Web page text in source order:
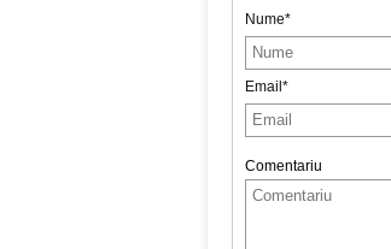
Nume*
Email*
Comentariu